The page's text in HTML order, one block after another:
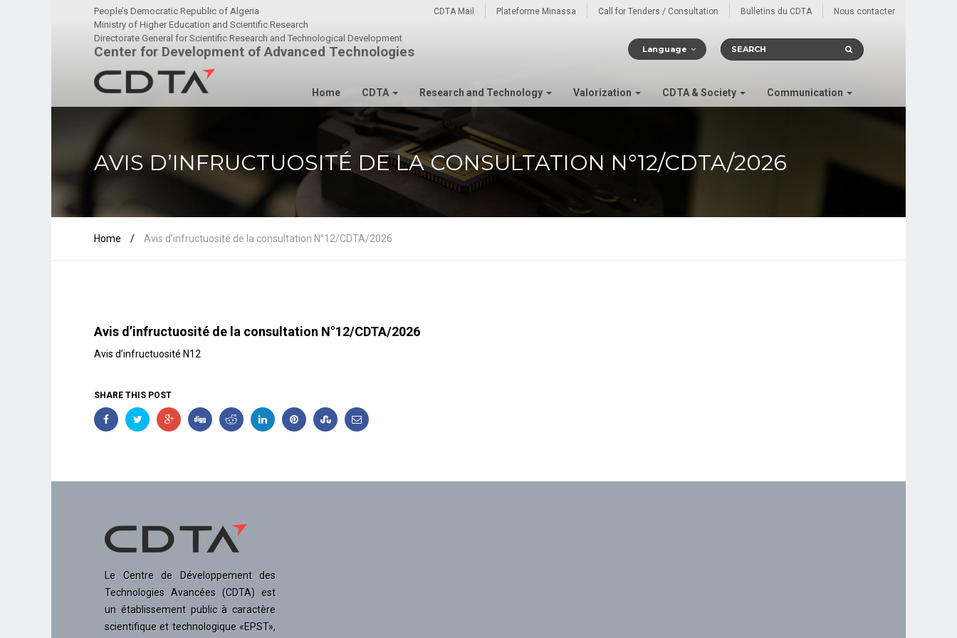
Nous contacter
Bulletins du CDTA
Call for Tenders / Consultation
Plateforme Minassa
CDTA Mail
Language
People’s Democratic Republic of Algeria
Ministry of Higher Education and Scientific Research
Directorate General for Scientific Research and Technological Development
Center for Development of Advanced Technologies
Home CDTA Research and Technology Valorization CDTA & Society Communication
AVIS D’INFRUCTUOSITÉ DE LA CONSULTATION N°12/CDTA/2026
Home / Avis d’infructuosité de la consultation N°12/CDTA/2026
Avis d’infructuosité de la consultation N°12/CDTA/2026
Avis d’infructuosité N12
SHARE THIS POST
Le Centre de Développement des
Technologies Avancées (CDTA) est
un établissement public à caractère
scientifique et technologique «EPST»,